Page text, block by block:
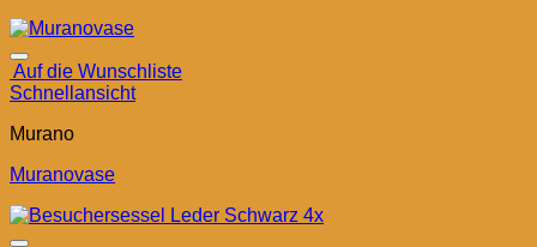
Auf die Wunschliste
Schnellansicht
Murano
Muranovase